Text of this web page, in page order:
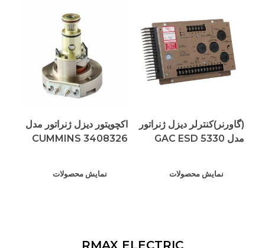
(گاورنر)کنترلر دیزل ژنراتور
مدل GAC ESD 5330
نمایش محصولات
اکچویتور دیزل ژنراتور مدل
CUMMINS 3408326
نمایش محصولات
RMAX ELECTRIC